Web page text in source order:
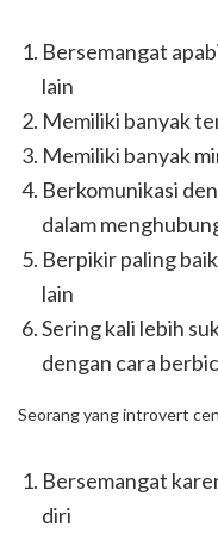
Bersemangat
lain
Memiliki banyak
Memiliki banyak
Berkomunikasi
dalam
Berpikir paling
lain
Sering kali lebih
dengan cara
Seorang yang introvert
Bersemangat
diri